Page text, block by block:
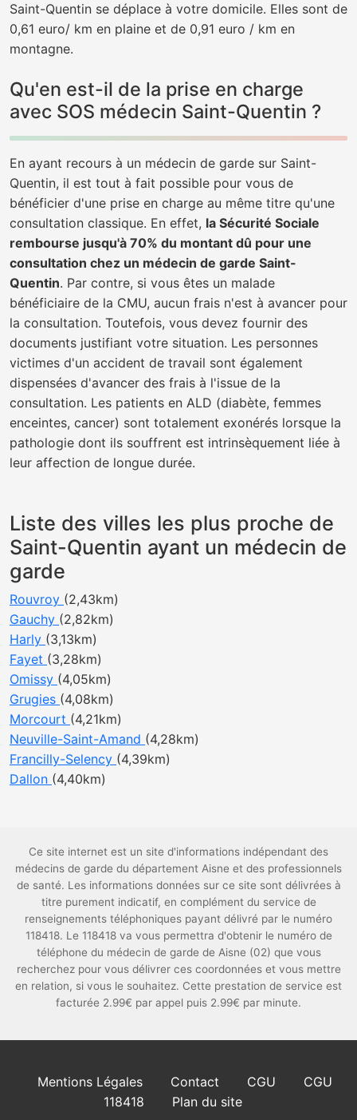
Saint-Quentin se déplace à votre domicile. Elles sont de
0,61 euro/ km en plaine et de 0,91 euro / km en
montagne.
Qu'en est-il de la prise en charge
avec SOS médecin Saint-Quentin ?
En ayant recours à un médecin de garde sur Saint-
Quentin, il est tout à fait possible pour vous de
bénéficier d'une prise en charge au même titre qu'une
consultation classique. En effet, la Sécurité Sociale
rembourse jusqu'à 70% du montant dû pour une
consultation chez un médecin de garde Saint-
Quentin. Par contre, si vous êtes un malade
bénéficiaire de la CMU, aucun frais n'est à avancer pour
la consultation. Toutefois, vous devez fournir des
documents justifiant votre situation. Les personnes
victimes d'un accident de travail sont également
dispensées d'avancer des frais à l'issue de la
consultation. Les patients en ALD (diabète, femmes
enceintes, cancer) sont totalement exonérés lorsque la
pathologie dont ils souffrent est intrinsèquement liée à
leur affection de longue durée.
Liste des villes les plus proche de
Saint-Quentin ayant un médecin de
garde
Rouvroy (2,43km)
Gauchy (2,82km)
Harly (3,13km)
Fayet (3,28km)
Omissy (4,05km)
Grugies (4,08km)
Morcourt (4,21km)
Neuville-Saint-Amand (4,28km)
Francilly-Selency (4,39km)
Dallon (4,40km)
Ce site internet est un site d'informations indépendant des
médecins de garde du département Aisne et des professionnels
de santé. Les informations données sur ce site sont délivrées à
titre purement indicatif, en complément du service de
renseignements téléphoniques payant délivré par le numéro
118418. Le 118418 va vous permettra d'obtenir le numéro de
téléphone du médecin de garde de Aisne (02) que vous
recherchez pour vous délivrer ces coordonnées et vous mettre
en relation, si vous le souhaitez. Cette prestation de service est
facturée 2.99€ par appel puis 2.99€ par minute.
Mentions Légales Contact CGU
CGU
118418
Plan du site